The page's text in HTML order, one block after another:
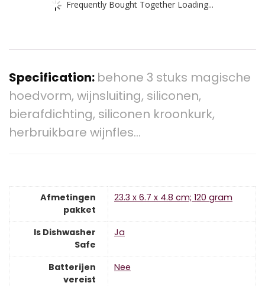
Frequently Bought Together Loading...
Specification: behone 3 stuks magische
hoedvorm, wijnsluiting, siliconen,
bierafdichting, siliconen kroonkurk,
herbruikbare wijnfles…
Afmetingen
pakket
‎23.3 x 6.7 x 4.8 cm; 120 gram
Is Dishwasher
Safe
‎Ja
Batterijen
vereist
‎Nee